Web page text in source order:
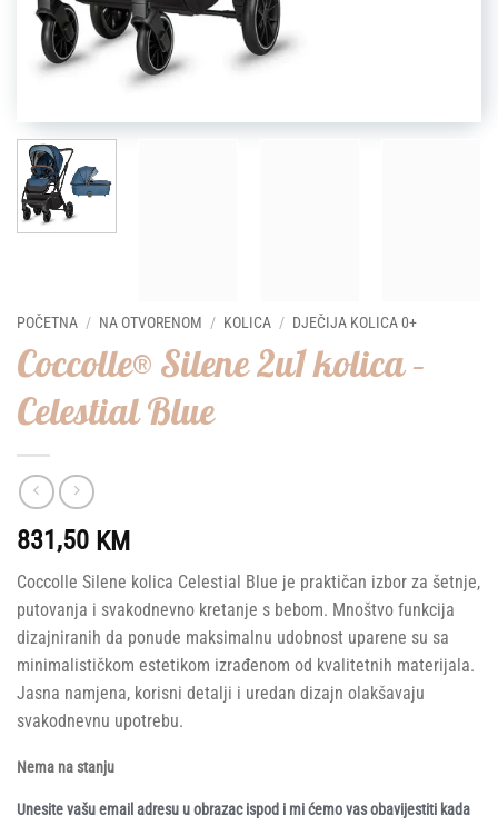
POČETNA / NA OTVORENOM / KOLICA / DJEČIJA KOLICA 0+
Coccolle® Silene 2u1 kolica –
Celestial Blue
831,50 KM
Coccolle Silene kolica Celestial Blue je praktičan izbor za šetnje,
putovanja i svakodnevno kretanje s bebom. Mnoštvo funkcija
dizajniranih da ponude maksimalnu udobnost uparene su sa
minimalističkom estetikom izrađenom od kvalitetnih materijala.
Jasna namjena, korisni detalji i uredan dizajn olakšavaju
svakodnevnu upotrebu.
Nema na stanju
Unesite vašu email adresu u obrazac ispod i mi ćemo vas obavijestiti kada